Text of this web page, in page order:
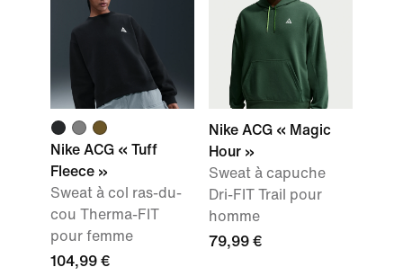
Nike ACG « Tuff
Fleece »
Sweat à col ras-du-
cou Therma-FIT
pour femme
104,99 €
Nike ACG « Magic
Hour »
Sweat à capuche
Dri-FIT Trail pour
homme
79,99 €